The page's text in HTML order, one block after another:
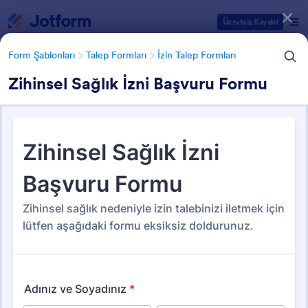
Ücretsiz Kaydol
Form Şablonları Talep Formları İzin Talep Formları
Zihinsel Sağlık İzni Başvuru Formu
Form Şablonları Talep Formları İzin Talep Formları
İzin Talep Formları
17 Şablon
Form Şablonu Kategorileri